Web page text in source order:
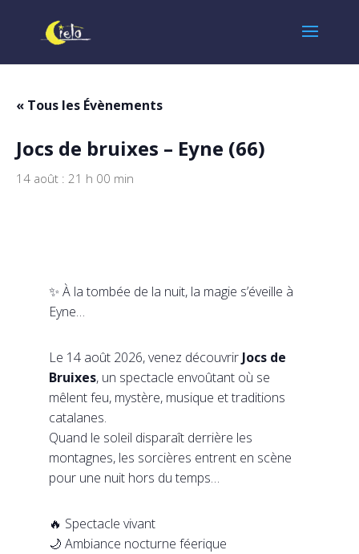
« Tous les Évènements
Jocs de bruixes – Eyne (66)
14 août : 21 h 00 min
✨ À la tombée de la nuit, la magie s’éveille à
Eyne…
Le 14 août 2026, venez découvrir Jocs de
Bruixes, un spectacle envoûtant où se
mêlent feu, mystère, musique et traditions
catalanes.
Quand le soleil disparaît derrière les
montagnes, les sorcières entrent en scène
pour une nuit hors du temps…
🔥 Spectacle vivant
🌙 Ambiance nocturne féerique